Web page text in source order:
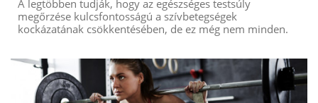
A legtöbben tudják, hogy az egészséges testsúly
megőrzése kulcsfontosságú a szívbetegségek
kockázatának csökkentésében, de ez még nem minden.